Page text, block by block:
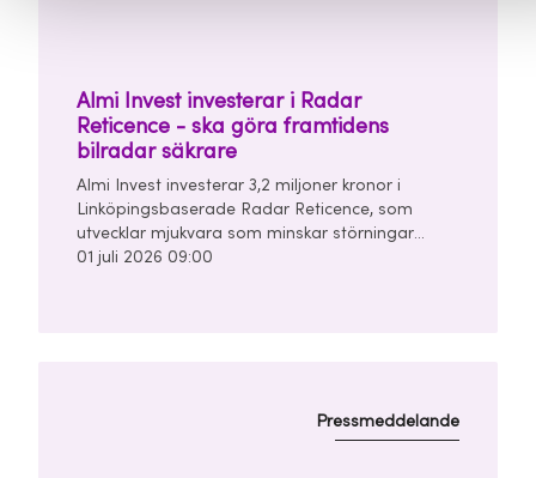
Almi Invest investerar i Radar
Reticence - ska göra framtidens
bilradar säkrare
Almi Invest investerar 3,2 miljoner kronor i
Linköpingsbaserade Radar Reticence, som
utvecklar mjukvara som minskar störningar
mellan bilars radarsystem. Investeringen görs
01 juli 2026 09:00
Pressmeddelande